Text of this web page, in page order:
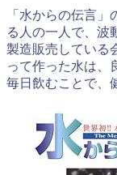
「水からの伝言
る人の一人で、波
製造販売している
って作った水は、
毎日飲むことで、